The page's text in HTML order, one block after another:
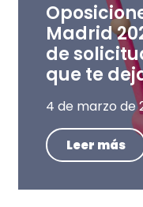
Madrid
de
que te
4 de marzo de
Leer más